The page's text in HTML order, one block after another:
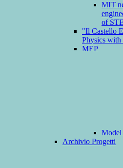
MIT
of
"Il Castello
Physics
MEP
Model
Archivio Progetti